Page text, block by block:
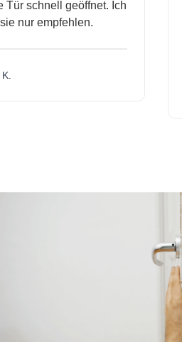
schnell geöffnet. Ich
nur empfehlen.